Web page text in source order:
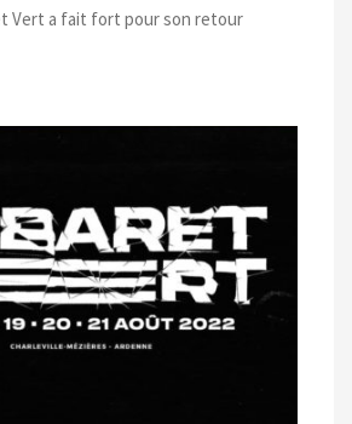
Vert a fait fort pour son retour